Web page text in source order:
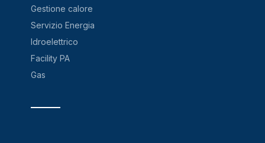
Gestione calore
Servizio Energia
Idroelettrico
Facility PA
Gas